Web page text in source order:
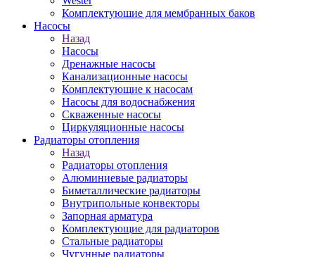
Комплектуюшие для мембранных баков
Насосы
Назад
Насосы
Дренажные насосы
Канализационные насосы
Комплектующие к насосам
Насосы для водоснабжения
Скваженные насосы
Циркуляционные насосы
Радиаторы отопления
Назад
Радиаторы отопления
Алюминиевые радиаторы
Биметаллические радиаторы
Внутрипольные конвекторы
Запорная арматура
Комплектующие для радиаторов
Стальные радиаторы
Чугунные радиаторы